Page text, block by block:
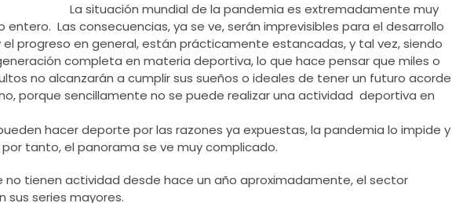
La situación mundial de la pandemia es extremadamente muy
entero. Las consecuencias, ya se ve, serán imprevisibles para el desarrollo
progreso en general, están prácticamente estancadas, y tal vez, siendo
completa en materia deportiva, lo que hace pensar que miles o
no alcanzarán a cumplir sus sueños o ideales de tener un futuro acorde
porque sencillamente no se puede realizar una actividad deportiva en
hacer deporte por las razones ya expuestas, la pandemia lo impide y
tanto, el panorama se ve muy complicado.
tienen actividad desde hace un año aproximadamente, el sector
sus series mayores.